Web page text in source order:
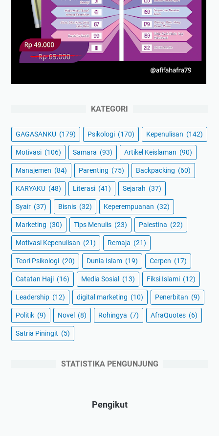
KATEGORI
GAGASANKU (179) Psikologi (170) Kepenulisan (142)
Motivasi (106) Samara (93) Artikel Keislaman (90)
Manajemen (84) Parenting (75) Backpacking (60)
KARYAKU (48) Literasi (41) Sejarah (37)
Syair (37) Bisnis (32) Keperempuanan (32)
Marketing (30) Tips Menulis (23) Palestina (22)
Motivasi Kepenulisan (21) Remaja (21)
Teori Psikologi (20) Dunia Islam (19) Cerpen (17)
Catatan Haji (16) Media Sosial (13) Fiksi Islami (12)
Leadership (12) digital marketing (10) Penerbitan (9)
Politik (9) Novel (8) Rohingya (7) AfraQuotes (6)
Satria Piningit (5)
STATISTIKA PENGUNJUNG
Pengikut